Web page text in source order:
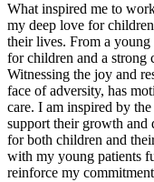
What inspired me to
my deep love for
their lives. From a
for children and a strong
Witnessing the joy and
face of adversity, has
care. I am inspired by
support their growth and
for both children and
with my young patients
reinforce my